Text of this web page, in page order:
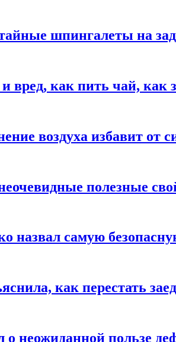
шпингалеты на
вред, как пить чай, как
воздуха избавит от
полезные
назвал самую
как перестать
о неожиданной пользе